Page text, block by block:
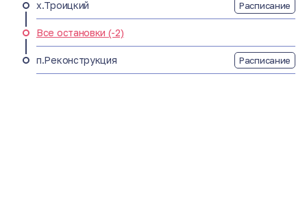
х.Троицкий Расписание
Все остановки (-2)
п.Реконструкция Расписание